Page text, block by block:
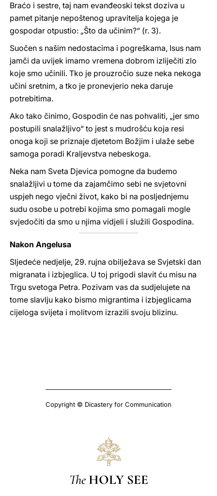
Braćo i sestre, taj nam evanđeoski tekst doziva u
pamet pitanje nepoštenog upravitelja kojega je
gospodar otpustio: „Što da učinim?“ (r. 3).
Suočen s našim nedostacima i pogreškama, Isus nam
jamči da uvijek imamo vremena dobrom izliječiti zlo
koje smo učinili. Tko je prouzročio suze neka nekoga
učini sretnim, a tko je pronevjerio neka daruje
potrebitima.
Ako tako činimo, Gospodin će nas pohvaliti, „jer smo
postupili snalažljivo“ to jest s mudrošću koja resi
onoga koji se priznaje djetetom Božjim i ulaže sebe
samoga poradi Kraljevstva nebeskoga.
Neka nam Sveta Djevica pomogne da budemo
snalažljivi u tome da zajamčimo sebi ne svjetovni
uspjeh nego vječni život, kako bi na posljednjemu
sudu osobe u potrebi kojima smo pomagali mogle
svjedočiti da smo u njima vidjeli i služili Gospodina.
Nakon Angelusa
Sljedeće nedjelje, 29. rujna obilježava se Svjetski dan
migranata i izbjeglica. U toj prigodi slavit ću misu na
Trgu svetoga Petra. Pozivam vas da sudjelujete na
tome slavlju kako bismo migrantima i izbjeglicama
cijeloga svijeta i molitvom izrazili svoju blizinu.
Copyright © Dicastery for Communication
The HOLY SEE